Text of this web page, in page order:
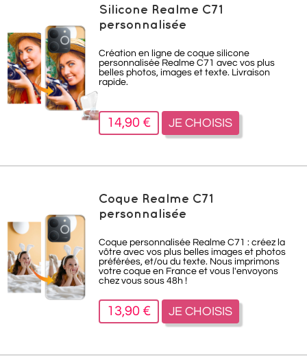
Silicone Realme C71
personnalisée
Création en ligne de coque silicone
personnalisée Realme C71 avec vos plus
belles photos, images et texte. Livraison
rapide.
14,90 € JE CHOISIS
Coque Realme C71
personnalisée
Coque personnalisée Realme C71 : créez la
vôtre avec vos plus belles images et photos
préférées, et/ou du texte. Nous imprimons
votre coque en France et vous l'envoyons
chez vous sous 48h !
13,90 € JE CHOISIS